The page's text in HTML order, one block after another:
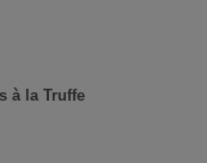
à la Truffe